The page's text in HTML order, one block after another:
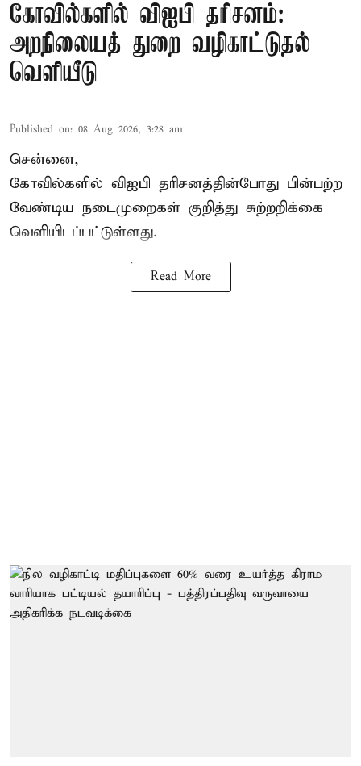
கோவில்களில் விஐபி தரிசனம்:
அறநிலையத் துறை வழிகாட்டுதல்
வெளியீடு
Published on: 08 Aug 2026, 3:28 am
சென்னை,
கோவில்களில் விஐபி தரிசனத்தின்போது பின்பற்ற
வேண்டிய நடைமுறைகள் குறித்து சுற்றறிக்கை
வெளியிடப்பட்டுள்ளது.
Read More